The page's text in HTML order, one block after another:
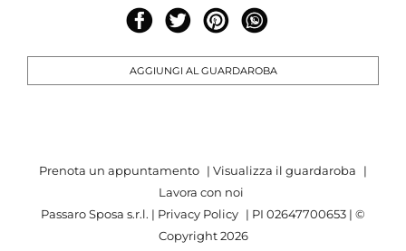
AGGIUNGI AL GUARDAROBA
Prenota un appuntamento | Visualizza il guardaroba
|
Lavora con noi
Passaro Sposa s.r.l. | Privacy Policy | PI 02647700653 | ©
Copyright2026